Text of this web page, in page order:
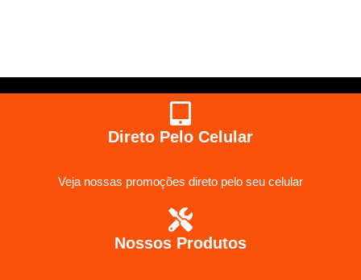
Direto Pelo Celular
Veja nossas promoções direto pelo seu celular
Nossos Produtos